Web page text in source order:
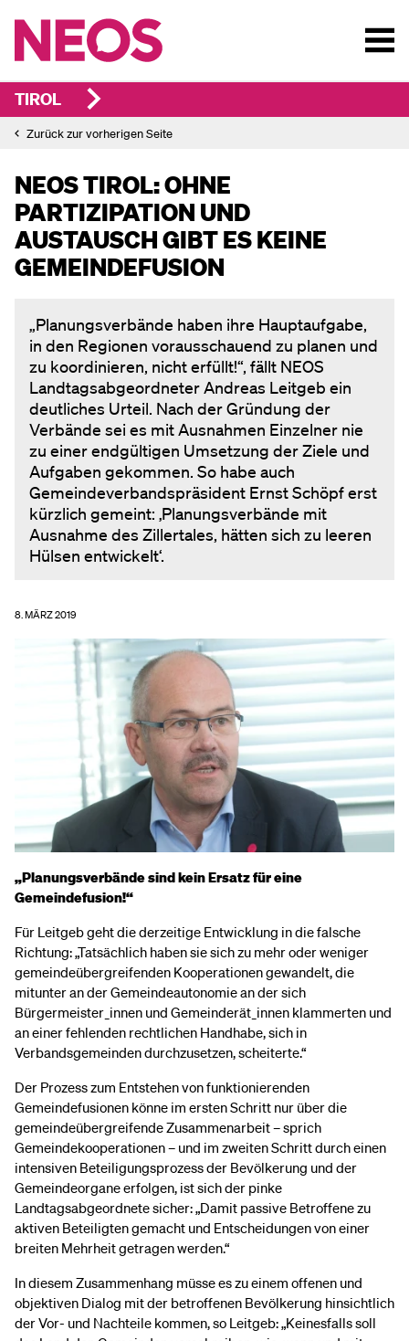
TIROL
Zurück zur vorherigen Seite
NEOS TIROL: OHNE
PARTIZIPATION UND
AUSTAUSCH GIBT ES KEINE
GEMEINDEFUSION
„Planungsverbände haben ihre Hauptaufgabe,
in den Regionen vorausschauend zu planen und
zu koordinieren, nicht erfüllt!“, fällt NEOS
Landtagsabgeordneter Andreas Leitgeb ein
deutliches Urteil. Nach der Gründung der
Verbände sei es mit Ausnahmen Einzelner nie
zu einer endgültigen Umsetzung der Ziele und
Aufgaben gekommen. So habe auch
Gemeindeverbandspräsident Ernst Schöpf erst
kürzlich gemeint: ‚Planungsverbände mit
Ausnahme des Zillertales, hätten sich zu leeren
Hülsen entwickelt‘.
8. MÄRZ 2019
„Planungsverbände sind kein Ersatz für eine
Gemeindefusion!“
Für Leitgeb geht die derzeitige Entwicklung in die falsche
Richtung: „Tatsächlich haben sie sich zu mehr oder weniger
gemeindeübergreifenden Kooperationen gewandelt, die
mitunter an der Gemeindeautonomie an der sich
Bürgermeister_innen und Gemeinderät_innen klammerten und
an einer fehlenden rechtlichen Handhabe, sich in
Verbandsgemeinden durchzusetzen, scheiterte.“
Der Prozess zum Entstehen von funktionierenden
Gemeindefusionen könne im ersten Schritt nur über die
gemeindeübergreifende Zusammenarbeit – sprich
Gemeindekooperationen – und im zweiten Schritt durch einen
intensiven Beteiligungsprozess der Bevölkerung und der
Gemeindeorgane erfolgen, ist sich der pinke
Landtagsabgeordnete sicher: „Damit passive Betroffene zu
aktiven Beteiligten gemacht und Entscheidungen von einer
breiten Mehrheit getragen werden.“
In diesem Zusammenhang müsse es zu einem offenen und
objektiven Dialog mit der betroffenen Bevölkerung hinsichtlich
der Vor- und Nachteile kommen, so Leitgeb: „Keinesfalls soll